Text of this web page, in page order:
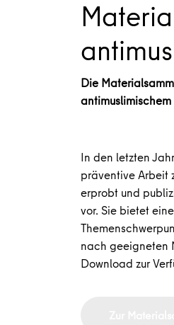
Die
antimuslimischem
In den letzten
präventive Arbeit
erprobt und
vor. Sie bietet
nach geeigneten
Download zur